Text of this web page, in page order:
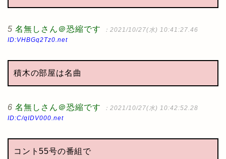
5 名無しさん＠恐縮です
：2021/10/27(水) 10:41:27.46
ID:VHBGq2Tz0.net
積木の部屋は名曲
6 名無しさん＠恐縮です
：2021/10/27(水) 10:42:52.28
ID:C/qIDV000.net
コント55号の番組で